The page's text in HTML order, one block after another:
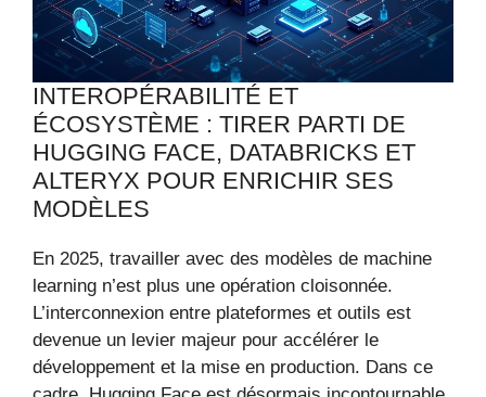
INTEROPÉRABILITÉ ET
ÉCOSYSTÈME : TIRER PARTI DE
HUGGING FACE, DATABRICKS ET
ALTERYX POUR ENRICHIR SES
MODÈLES
En 2025, travailler avec des modèles de machine
learning n’est plus une opération cloisonnée.
L’interconnexion entre plateformes et outils est
devenue un levier majeur pour accélérer le
développement et la mise en production. Dans ce